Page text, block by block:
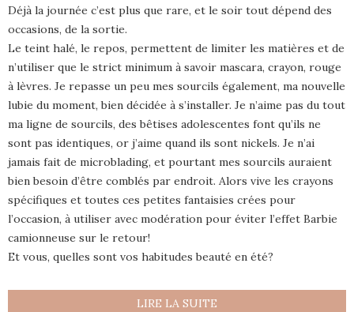
Déjà la journée c’est plus que rare, et le soir tout dépend des
occasions, de la sortie.
Le teint halé, le repos, permettent de limiter les matières et de
n’utiliser que le strict minimum à savoir mascara, crayon, rouge
à lèvres. Je repasse un peu mes sourcils également, ma nouvelle
lubie du moment, bien décidée à s’installer. Je n’aime pas du tout
ma ligne de sourcils, des bêtises adolescentes font qu’ils ne
sont pas identiques, or j’aime quand ils sont nickels. Je n’ai
jamais fait de microblading, et pourtant mes sourcils auraient
bien besoin d’être comblés par endroit. Alors vive les crayons
spécifiques et toutes ces petites fantaisies crées pour
l’occasion, à utiliser avec modération pour éviter l’effet Barbie
camionneuse sur le retour!
Et vous, quelles sont vos habitudes beauté en été?
LIRE LA SUITE